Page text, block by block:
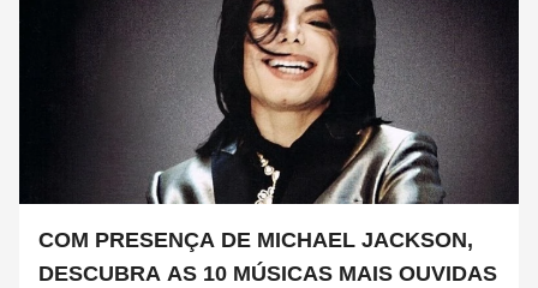
COM PRESENÇA DE MICHAEL JACKSON,
DESCUBRA AS 10 MÚSICAS MAIS OUVIDAS